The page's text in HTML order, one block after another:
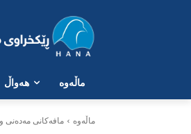
ماڵەوە هەواڵ
ماڵه‌وه‌ مافەکانی